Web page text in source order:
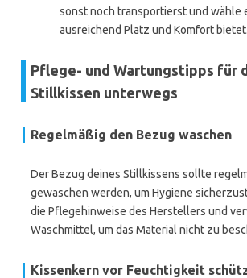
sonst noch transportierst und wähle
ausreichend Platz und Komfort bietet.
Pflege- und Wartungstipps für
Stillkissen unterwegs
Regelmäßig den Bezug waschen
Der Bezug deines Stillkissens sollte
gewaschen werden, um Hygiene
die Pflegehinweise des Herstellers und
Waschmittel, um das Material nicht zu
Kissenkern vor Feuchtigkeit